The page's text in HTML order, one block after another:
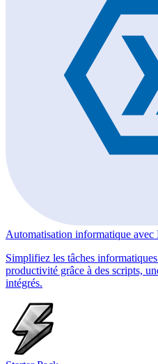
Automatisation informatique
Simplifiez les tâches
productivité grâce à des scripts,
intégrés.